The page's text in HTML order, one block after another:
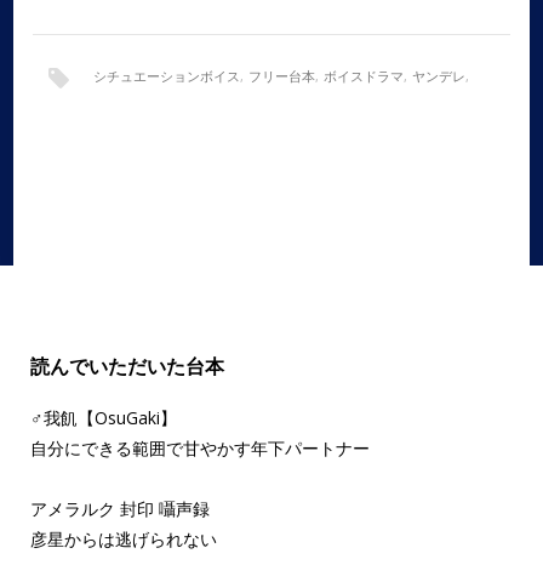
シチュエーションボイス, フリー台本, ボイスドラマ, ヤンデレ,
読んでいただいた台本
♂我飢【OsuGaki】
自分にできる範囲で甘やかす年下パートナー
アメラルク 封印 囁声録
彦星からは逃げられない